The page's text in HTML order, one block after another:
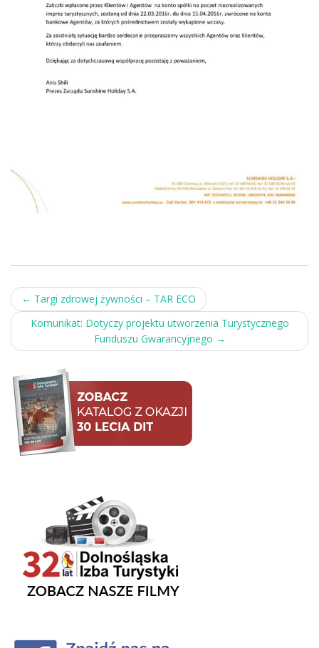
Post
navigation
← Targi zdrowej żywności – TAR ECO
Komunikat: Dotyczy projektu utworzenia Turystycznego
Funduszu Gwarancyjnego →